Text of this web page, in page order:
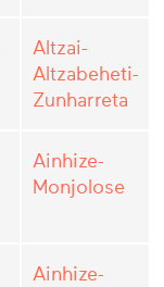
Altzai-
Altzabeheti-
Zunharreta
Ainhize-
Monjolose
Ainhize-